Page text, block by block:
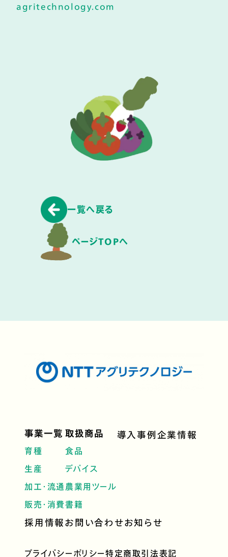
agritechnology.com
一覧へ戻る
ページTOPへ
事業一覧
育種
生産
加工・流通
販売・消費
取扱商品
食品
デバイス
農業用ツール
書籍
導入事例企業情報
採用情報お問い合わせお知らせ
プライバシーポリシー特定商取引法表記